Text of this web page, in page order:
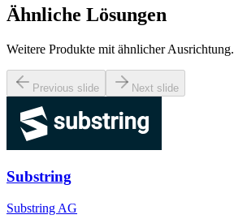
Ähnliche Lösungen
Weitere Produkte mit ähnlicher Ausrichtung.
Previous slide Next slide
Substring
Substring AG